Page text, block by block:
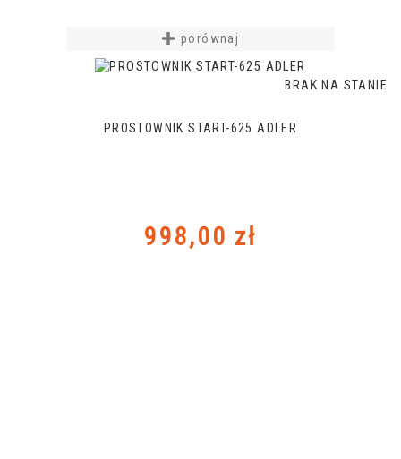
porównaj
BRAK NA STANIE
PROSTOWNIK START-625 ADLER
Cena
998,00 zł